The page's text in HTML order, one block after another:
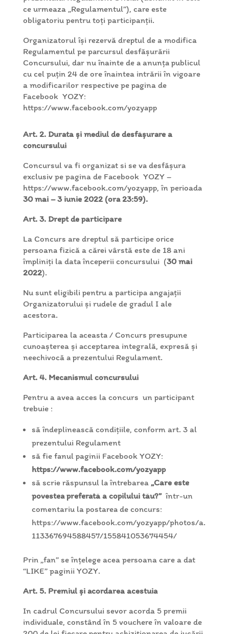
ce urmeaza „Regulamentul”), care este
obligatoriu pentru toți participanții.
Organizatorul își rezervă dreptul de a modifica
Regulamentul pe parcursul desfășurării
Concursului, dar nu înainte de a anunța publicul
cu cel puţin 24 de ore înaintea intrării în vigoare
a modificarilor respective pe pagina de
Facebook YOZY:
https://www.facebook.com/yozyapp
Art. 2. Durata și mediul de desfășurare a
concursului
Concursul va fi organizat si se va desfășura
exclusiv pe pagina de Facebook YOZY –
https://www.facebook.com/yozyapp, în perioada
30 mai – 3 iunie 2022 (ora 23:59).
Art. 3. Drept de participare
La Concurs are dreptul să participe orice
persoana fizică a cărei vârstă este de 18 ani
împliniți la data începerii concursului (30 mai
2022).
Nu sunt eligibili pentru a participa angajații
Organizatorului și rudele de gradul I ale
acestora.
Participarea la aceasta / Concurs presupune
cunoașterea și acceptarea integrală, expresă și
neechivocă a prezentului Regulament.
Art. 4. Mecanismul concursului
Pentru a avea acces la concurs un participant
trebuie :
să îndeplinească condițiile, conform art. 3 al
prezentului Regulament
să fie fanul paginii Facebook YOZY:
https://www.facebook.com/yozyapp
să scrie răspunsul la întrebarea „Care este
povestea preferată a copilului tău?”într-un
comentariu la postarea de concurs:
https://www.facebook.com/yozyapp/photos/a.
113367694588457/155841053674454/
Prin „fan” se înțelege acea persoana care a dat
“LIKE” paginii YOZY.
Art. 5. Premiul și acordarea acestuia
In cadrul Concursului sevor acorda 5 premii
individuale, constând în 5 vouchere în valoare de